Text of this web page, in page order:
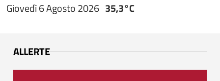
Giovedì 6 Agosto 2026 35,3°C
ALLERTE